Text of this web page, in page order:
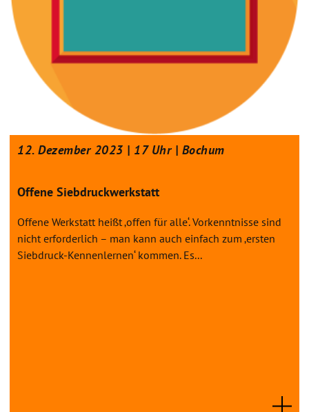
12. Dezember 2023 | 17 Uhr | Bochum
Offene Siebdruckwerkstatt
Offene Werkstatt heißt ‚offen für alle‘. Vorkenntnisse sind
nicht erforderlich – man kann auch einfach zum ‚ersten
Siebdruck-Kennenlernen‘ kommen. Es...